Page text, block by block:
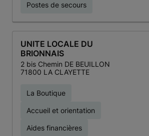
Postes de secours
UNITE LOCALE DU
BRIONNAIS
2 bis Chemin DE BEUILLON
71800 LA CLAYETTE
La Boutique
Accueil et orientation
Aides financières